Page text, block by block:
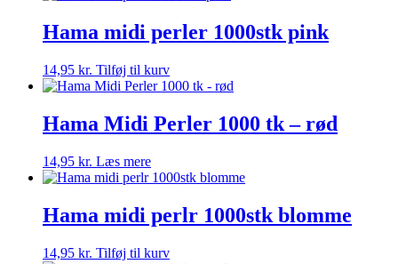
Hama midi perler 1000stk pink
14,95 kr. Tilføj til kurv
Hama Midi Perler 1000 tk – rød
14,95 kr. Læs mere
Hama midi perlr 1000stk blomme
14,95 kr. Tilføj til kurv